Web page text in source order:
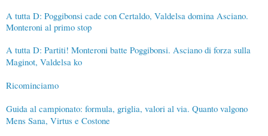
A tutta D: Poggibonsi cade con Certaldo, Valdelsa domina Asciano.
Monteroni al primo stop
A tutta D: Partiti! Monteroni batte Poggibonsi. Asciano di forza sulla
Maginot, Valdelsa ko
Ricominciamo
Guida al campionato: formula, griglia, valori al via. Quanto valgono
Mens Sana, Virtus e Costone